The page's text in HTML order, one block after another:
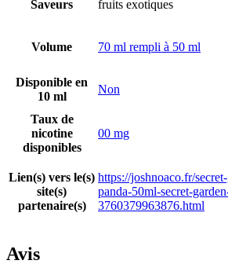
Saveurs fruits exotiques
Volume 70 ml rempli à 50 ml
Disponible en
10 ml
Non
Taux de
nicotine
disponibles
00 mg
Lien(s) vers le(s)
site(s)
partenaire(s)
https://joshnoaco.fr/
panda-50ml-secret-
3760379963876.html
Avis